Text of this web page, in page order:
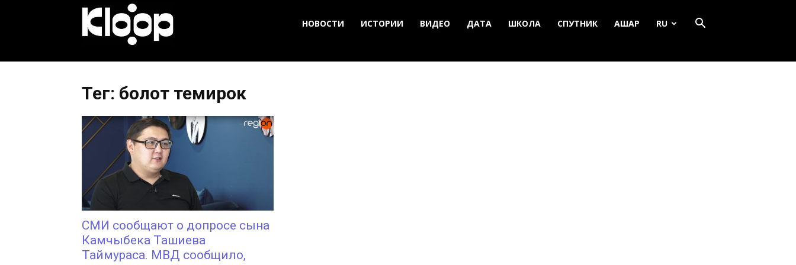
Новости
НОВОСТИ ИСТОРИИ ВИДЕО ДАТА ШКОЛА СПУТНИК АШАР RU
Тег: болот темирок
СМИ сообщают о допросе сына
Камчыбека Ташиева
Таймураса. МВД сообщило,